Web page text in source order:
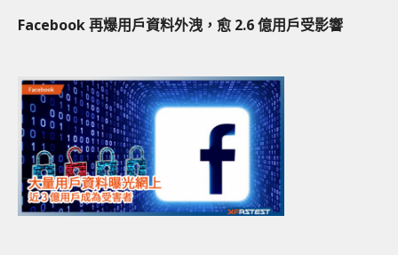
Facebook 再爆用戶資料外洩，愈 2.6 億用戶受影響